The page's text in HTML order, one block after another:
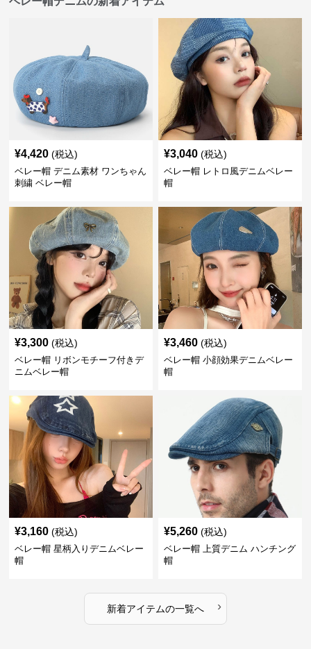
¥4,420 (税込)
ベレー帽 デニム素材 ワンちゃん
刺繍 ベレー帽
¥3,040 (税込)
ベレー帽 レトロ風デニムベレー
帽
¥3,300 (税込)
ベレー帽 リボンモチーフ付きデ
ニムベレー帽
¥3,460 (税込)
ベレー帽 小顔効果デニムベレー
帽
¥3,160 (税込)
ベレー帽 星柄入りデニムベレー
帽
¥5,260 (税込)
ベレー帽 上質デニム ハンチング
帽
新着アイテムの一覧へ ›